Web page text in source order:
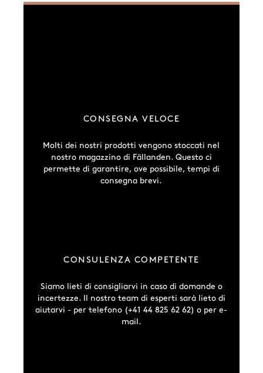
CONSEGNA VELOCE
Molti dei nostri prodotti vengono stoccati nel
nostro magazzino di Fällanden. Questo ci
permette di garantire, ove possibile, tempi di
consegna brevi.
CONSULENZA COMPETENTE
Siamo lieti di consigliarvi in caso di domande o
incertezze. Il nostro team di esperti sarà lieto di
aiutarvi - per telefono (+41 44 825 62 62) o per e-
mail.